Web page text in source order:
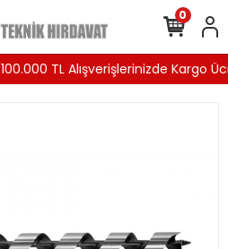
100.000 TL Alışverişlerinizde Kargo
0